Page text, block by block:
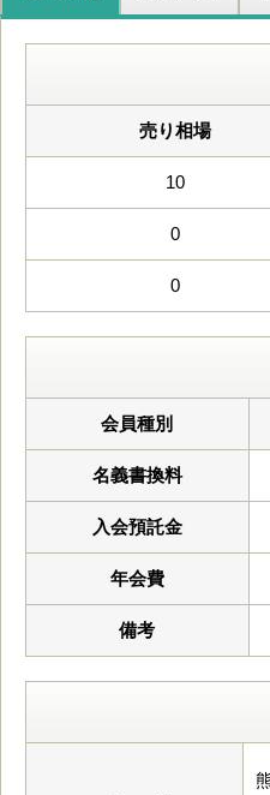
売り相場
10
0
0
会員種別
名義書換料
入会預託金
年会費
備考